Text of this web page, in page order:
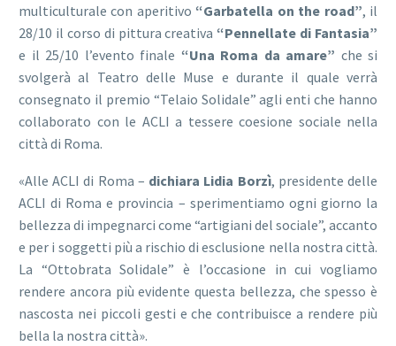
multiculturale con aperitivo “Garbatella on the road”, il
28/10 il corso di pittura creativa “Pennellate di Fantasia”
e il 25/10 l’evento finale “Una Roma da amare” che si
svolgerà al Teatro delle Muse e durante il quale verrà
consegnato il premio “Telaio Solidale” agli enti che hanno
collaborato con le ACLI a tessere coesione sociale nella
città di Roma.
«Alle ACLI di Roma – dichiara Lidia Borzì, presidente delle
ACLI di Roma e provincia – sperimentiamo ogni giorno la
bellezza di impegnarci come “artigiani del sociale”, accanto
e per i soggetti più a rischio di esclusione nella nostra città.
La “Ottobrata Solidale” è l’occasione in cui vogliamo
rendere ancora più evidente questa bellezza, che spesso è
nascosta nei piccoli gesti e che contribuisce a rendere più
bella la nostra città».